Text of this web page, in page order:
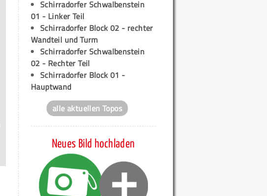
Schirradorfer Schwalbenstein
01 - Linker Teil
Schirradorfer Block 02 - rechter
Wandteil und Turm
Schirradorfer Schwalbenstein
02 - Rechter Teil
Schirradorfer Block 01 -
Hauptwand
alle aktuellen Topos
Neues Bild hochladen